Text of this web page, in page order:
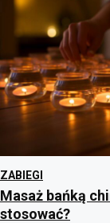
ZABIEGI
Masaż bańką
stosować?